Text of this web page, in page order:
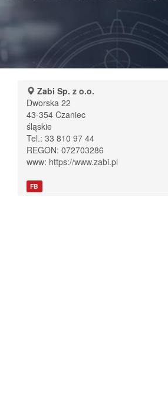
Zabi Sp. z o.o.
Dworska 22
43-354 Czaniec
śląskie
Tel.: 33 810 97 44
REGON: 072703286
www: https://www.zabi.pl
FB